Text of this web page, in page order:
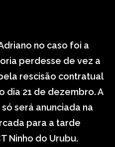
no caso foi a
perdesse de vez a
rescisão contratual
dia 21 de dezembro. A
será anunciada na
para a tarde
Ninho do Urubu.